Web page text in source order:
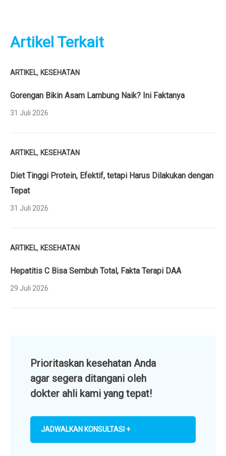
Artikel Terkait
ARTIKEL, KESEHATAN
Gorengan Bikin Asam Lambung Naik? Ini Faktanya
31 Juli 2026
ARTIKEL, KESEHATAN
Diet Tinggi Protein, Efektif, tetapi Harus Dilakukan dengan
Tepat
31 Juli 2026
ARTIKEL, KESEHATAN
Hepatitis C Bisa Sembuh Total, Fakta Terapi DAA
29 Juli 2026
Prioritaskan kesehatan Anda
agar segera ditangani oleh
dokter ahli kami yang tepat!
JADWALKAN KONSULTASI +